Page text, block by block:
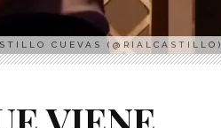
CUEVAS (@RIALCASTILLO)